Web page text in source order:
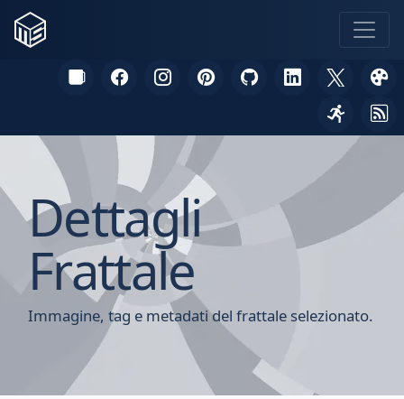
Dettagli
Frattale
Immagine, tag e metadati del frattale selezionato.